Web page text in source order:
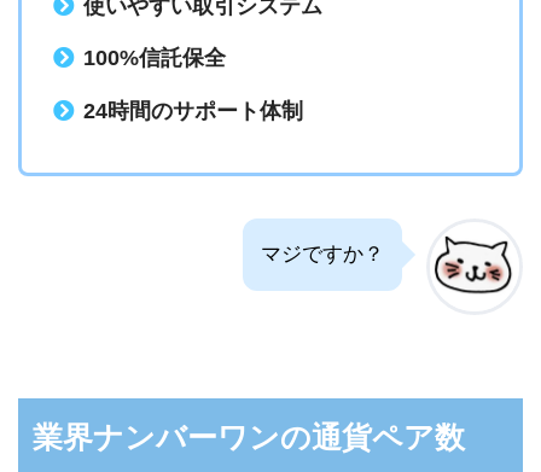
使いやすい取引システム
100%信託保全
24時間のサポート体制
マジですか？
業界ナンバーワンの通貨ペア数